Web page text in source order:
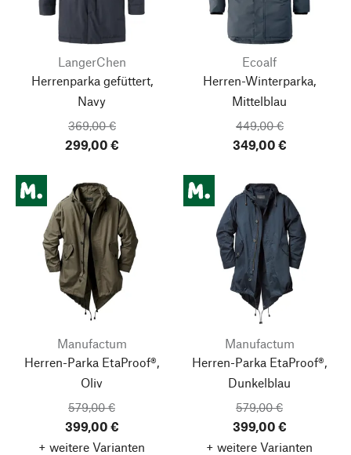
LangerChen
Herrenparka gefüttert,
Navy
369,00 €
299,00 €
Ecoalf
Herren-Winterparka,
Mittelblau
449,00 €
349,00 €
Manufactum
Herren-Parka EtaProof®,
Oliv
579,00 €
399,00 €
+ weitere Varianten
Manufactum
Herren-Parka EtaProof®,
Dunkelblau
579,00 €
399,00 €
+ weitere Varianten